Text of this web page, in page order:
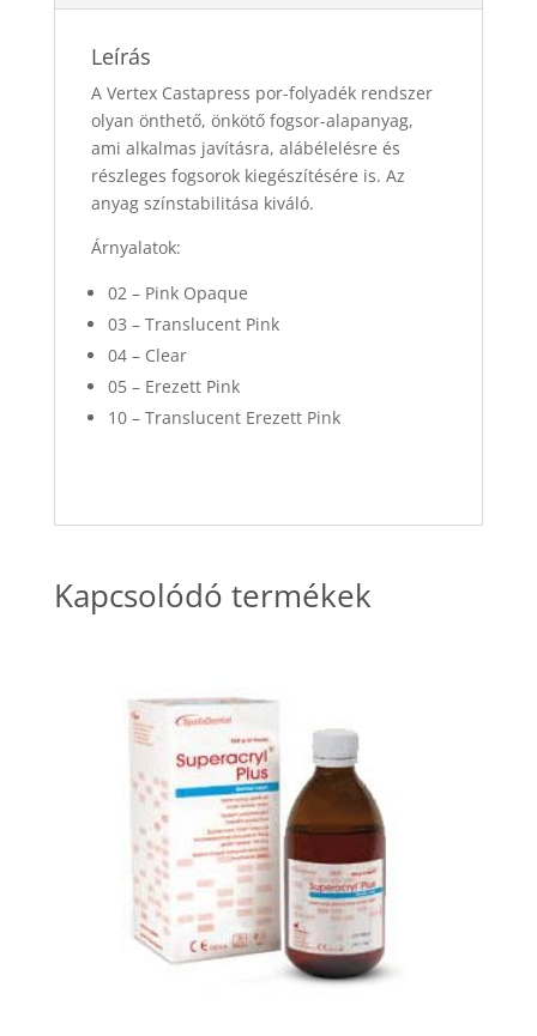
Leírás
A Vertex Castapress por-folyadék rendszer
olyan önthető, önkötő fogsor-alapanyag,
ami alkalmas javításra, alábélelésre és
részleges fogsorok kiegészítésére is. Az
anyag színstabilitása kiváló.
Árnyalatok:
02 – Pink Opaque
03 – Translucent Pink
04 – Clear
05 – Erezett Pink
10 – Translucent Erezett Pink
Kapcsolódó termékek